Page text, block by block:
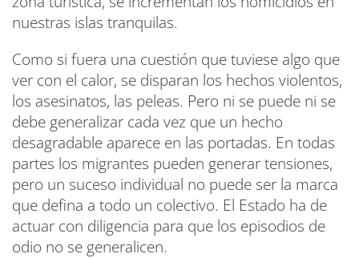
nuestras islas tranquilas.
Como si fuera una cuestión que tuviese algo que
ver con el calor, se disparan los hechos violentos,
los asesinatos, las peleas. Pero ni se puede ni se
debe generalizar cada vez que un hecho
desagradable aparece en las portadas. En todas
partes los migrantes pueden generar tensiones,
pero un suceso individual no puede ser la marca
que defina a todo un colectivo. El Estado ha de
actuar con diligencia para que los episodios de
odio no se generalicen.